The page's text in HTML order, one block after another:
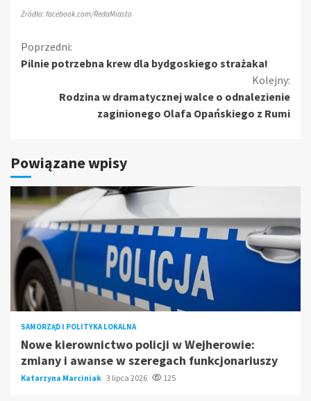
Źródło: facebook.com/RedaMiasto
Kontynuuj
czytanie
Poprzedni:
Pilnie potrzebna krew dla bydgoskiego strażaka!
Kolejny:
Rodzina w dramatycznej walce o odnalezienie
zaginionego Olafa Opańskiego z Rumi
Powiązane wpisy
SAMORZĄD I POLITYKA LOKALNA
Nowe kierownictwo policji w Wejherowie:
zmiany i awanse w szeregach funkcjonariuszy
Katarzyna Marciniak 3 lipca 2026 125